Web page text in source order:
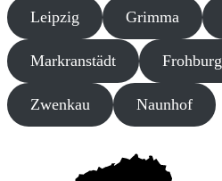
Leipzig Grimma
Markranstädt Frohburg
Zwenkau Naunhof